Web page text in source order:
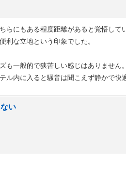
らにもある程度距離があると覚悟して
な立地という印象でした。
一般的で狭苦しい感じはありません。
ル内に入ると騒音は聞こえず静かで快
通常のもの・使い捨てと2種類あったの
です。
助かりました。
の土曜宿泊だったため若干割高感はあ
い